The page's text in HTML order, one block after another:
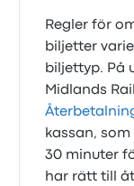
Regler för
biljetter
biljettyp. På
Midlands
kassan,
30 minuter
har rätt till